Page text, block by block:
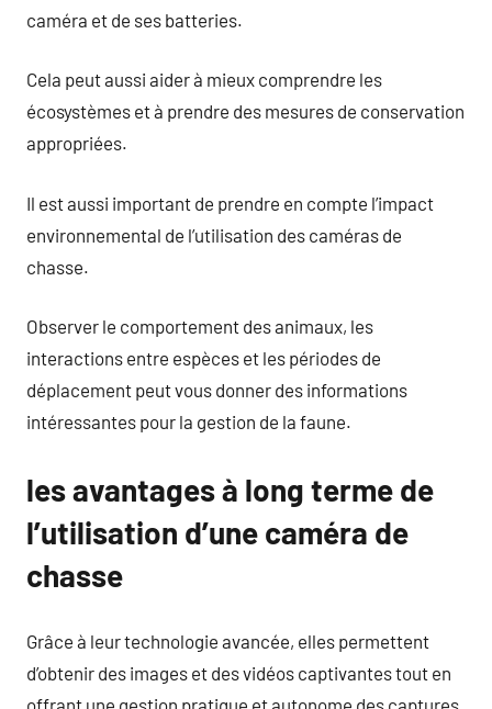
caméra et de ses batteries.
Cela peut aussi aider à mieux comprendre les
écosystèmes et à prendre des mesures de conservation
appropriées.
Il est aussi important de prendre en compte l’impact
environnemental de l’utilisation des caméras de
chasse.
Observer le comportement des animaux, les
interactions entre espèces et les périodes de
déplacement peut vous donner des informations
intéressantes pour la gestion de la faune.
les avantages à long terme de
l’utilisation d’une caméra de
chasse
Grâce à leur technologie avancée, elles permettent
d’obtenir des images et des vidéos captivantes tout en
offrant une gestion pratique et autonome des captures.